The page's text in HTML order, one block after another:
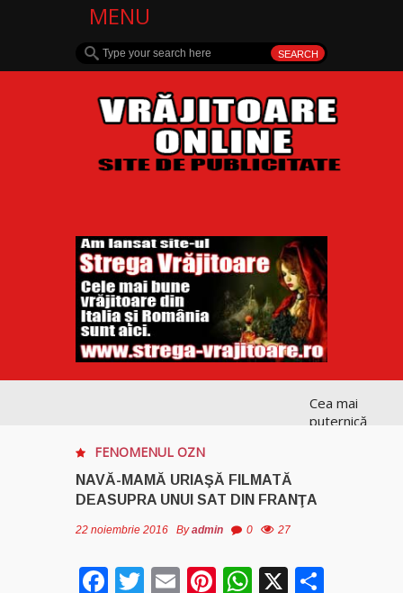
MENU
Cea mai
puternică
neagră
Elena Natașa
FENOMENUL OZN
NAVĂ-MAMĂ URIAŞĂ FILMATĂ
DEASUPRA UNUI SAT DIN FRANŢA
22 noiembrie 2016 Byadmin 0 27
Facebook
Twitter
EmailPinterest
WhatsApp
X